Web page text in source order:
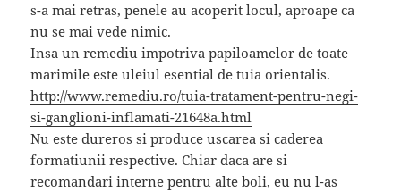
s-a mai retras, penele au acoperit locul, aproape ca
nu se mai vede nimic.
Insa un remediu impotriva papiloamelor de toate
marimile este uleiul esential de tuia orientalis.
http://www.remediu.ro/tuia-tratament-pentru-negi-
si-ganglioni-inflamati-21648a.html
Nu este dureros si produce uscarea si caderea
formatiunii respective. Chiar daca are si
recomandari interne pentru alte boli, eu nu l-as